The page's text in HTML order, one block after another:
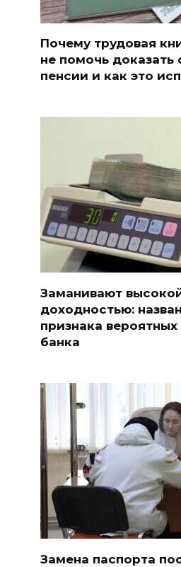
Почему трудовая
не помочь доказать
пенсии и как это
Заманивают
доходностью:
признака
банка
Замена паспорта